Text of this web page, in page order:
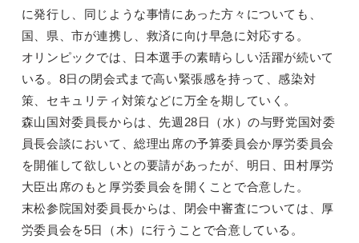
に発行し、同じような事情にあった方々についても、
国、県、市が連携し、救済に向け早急に対応する。
オリンピックでは、日本選手の素晴らしい活躍が続いて
いる。8日の閉会式まで高い緊張感を持って、感染対
策、セキュリティ対策などに万全を期していく。
森山国対委員長からは、先週28日（水）の与野党国対委
員長会談において、総理出席の予算委員会か厚労委員会
を開催して欲しいとの要請があったが、明日、田村厚労
大臣出席のもと厚労委員会を開くことで合意した。
末松参院国対委員長からは、閉会中審査については、厚
労委員会を5日（木）に行うことで合意している。